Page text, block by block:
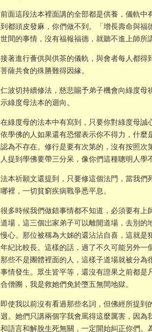
前面這段法本裡面講的全部都是供養，儀軌
到都頭皮發麻，你們做不到。「增長壽命與
世間的事情，沒有福報福德，就聽不進上師所
接著進行薈供與供茶的儀軌，與會者每人都
菩薩共食的殊勝難得因緣。
仁波切持續修法，慈悲賜予弟子機會向綠度
示綠度母法本的迴向。
在綠度母的法本中有寫到，只要你對綠度母
依學佛的人如果還有恐懼表示你不得力，什
認為不存在。修行是要有次第的，沒有按照
人提到學佛要帶三分呆，像你們這種聰明人學
法本祈願文還提到，只要修這個法門，當我
哪裡，一切貧窮疾病戰爭悉平息。
很多時候我們做錯事情都不知道，必須要有
道場，這三個岀家弟子可以離開道場，去別
慢心。那位被稱為大姊的還沾沾自喜，這就
年紀比較長。這樣的話，過了不久可能另外
那些不是團體裡面的人，這樣子道場就被分
事情發生。眾生皆平等，還沒有證果之前都
合僧團，我是救她們免於墮五無間地獄。
即使我以前沒有看過那些名詞，但佛經所提
迴。她們只講兩個字我會罵得這麼厲害，因
和語言和解脫生死無關，一定開始糾正你們